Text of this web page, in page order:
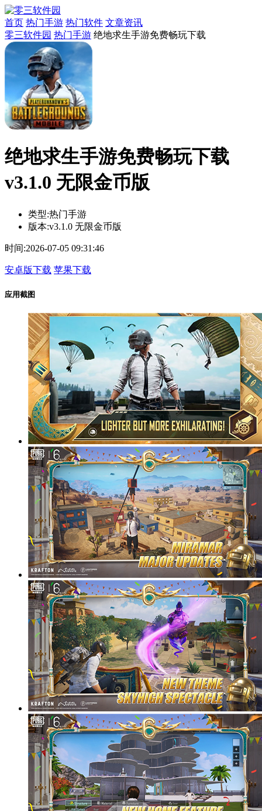
首页 热门手游 热门软件 文章资讯
零三软件园 热门手游 绝地求生手游免费畅玩下载
绝地求生手游免费畅玩下载
v3.1.0 无限金币版
类型:热门手游
版本:v3.1.0 无限金币版
时间:2026-07-05 09:31:46
安卓版下载 苹果下载
应用截图